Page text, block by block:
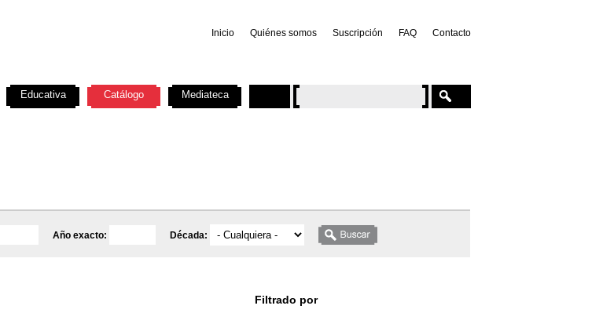
Inicio Quiénes somos Suscripción FAQ Contacto
Año exacto: Década:
Filtrado por
Educativa Catálogo Mediateca